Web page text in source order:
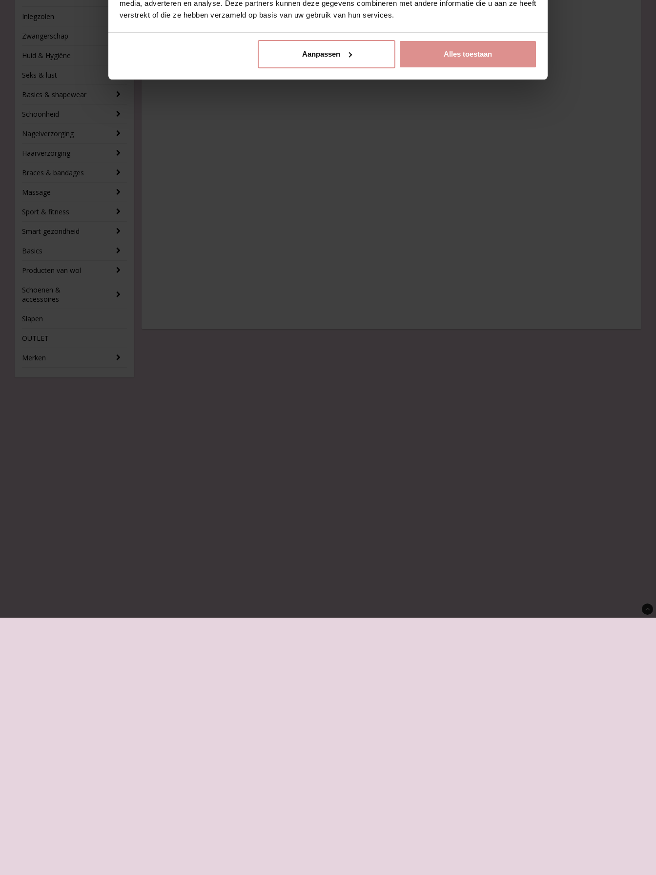
media, adverteren en analyse. Deze partners kunnen deze gegevens combineren met andere informatie die u aan ze heeft
verstrekt of die ze hebben verzameld op basis van uw gebruik van hun services.
Aanpassen Alles toestaan
Inlegzolen
Zwangerschap
Huid & Hygiëne
Seks & lust
Basics & shapewear
Schoonheid
Nagelverzorging
Haarverzorging
Braces & bandages
Massage
Sport & fitness
Smart gezondheid
Basics
Producten van wol
Schoenen &
accessoires
Slapen
OUTLET
Merken
Materiaal
80 % katoen